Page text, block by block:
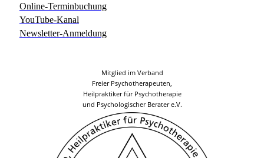
Online-Terminbuchung
YouTube-Kanal
Newsletter-Anmeldung
Mitglied im Verband
Freier Psychotherapeuten,
Heilpraktiker für Psychotherapie
und Psychologischer Berater e.V.